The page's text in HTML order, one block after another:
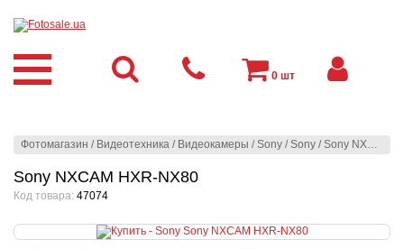
Фотомагазин / Видеотехника / Видеокамеры /Sony /Sony /Sony NXCAM HXR-NX80
Sony NXCAM HXR-NX80
Код товара: 47074
0 шт